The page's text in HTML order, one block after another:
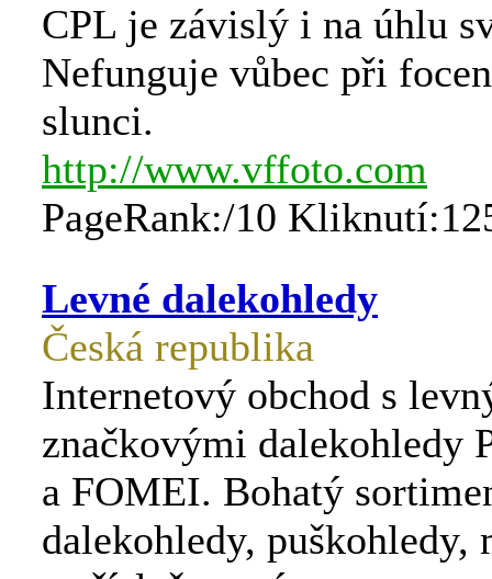
CPL je závislý i na úhlu
Nefunguje vůbec při
slunci.
http://www.vffoto.com
PageRank:/10
Levné dalekohledy
Česká republika
Internetový obchod s
značkovými dalekohledy
a FOMEI. Bohatý
dalekohledy, puškohledy,